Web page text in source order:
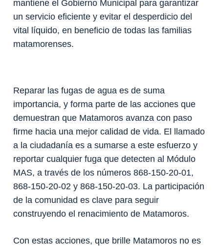
mantiene el Gobierno Municipal para garantizar
un servicio eficiente y evitar el desperdicio del
vital líquido, en beneficio de todas las familias
matamorenses.
Reparar las fugas de agua es de suma
importancia, y forma parte de las acciones que
demuestran que Matamoros avanza con paso
firme hacia una mejor calidad de vida. El llamado
a la ciudadanía es a sumarse a este esfuerzo y
reportar cualquier fuga que detecten al Módulo
MAS, a través de los números 868-150-20-01,
868-150-20-02 y 868-150-20-03. La participación
de la comunidad es clave para seguir
construyendo el renacimiento de Matamoros.
Con estas acciones, que brille Matamoros no es